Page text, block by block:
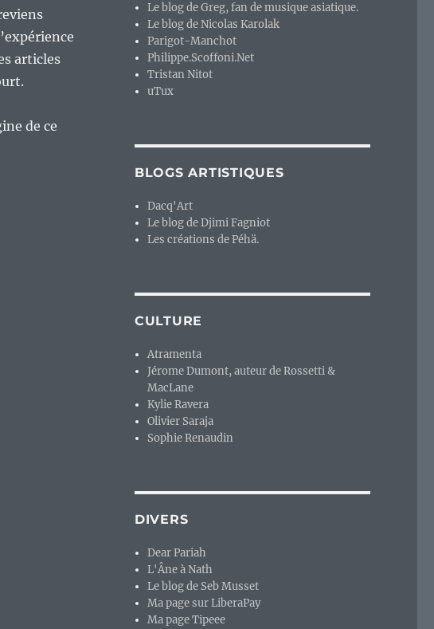
articles
de ce
prix ou outil d’information ? »
Le blog de Greg, fan de musique asiatique.
Le blog de Nicolas Karolak
Parigot-Manchot
Philippe.Scoffoni.Net
Tristan Nitot
uTux
BLOGS ARTISTIQUES
Dacq'Art
Le blog de Djimi Fagniot
Les créations de Péhä.
CULTURE
Atramenta
Jérome Dumont, auteur de Rossetti &
MacLane
Kylie Ravera
Olivier Saraja
Sophie Renaudin
DIVERS
Dear Pariah
L'Âne à Nath
Le blog de Seb Musset
Ma page sur LiberaPay
Ma page Tipeee